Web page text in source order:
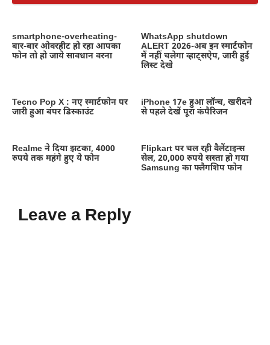
smartphone-overheating-
बार-बार ओवरहीट हो रहा आपका
फोन तो हो जाये सावधान वरना
WhatsApp shutdown
ALERT 2026-अब इन स्मार्टफोन
में नहीं चलेगा व्हाट्सऐप, जारी हुई
लिस्ट देखे
Tecno Pop X : नए स्मार्टफोन पर
जारी हुआ बंपर डिस्काउंट
iPhone 17e हुआ लॉन्च, खरीदने
से पहले देखें पूरा कंपैरिजन
Realme ने दिया झटका, 4000
रुपये तक महंगे हुए ये फोन
Flipkart पर चल रही वैलेंटाइन्स
सेल, 20,000 रुपये सस्ता हो गया
Samsung का फ्लैगशिप फोन
Leave a Reply